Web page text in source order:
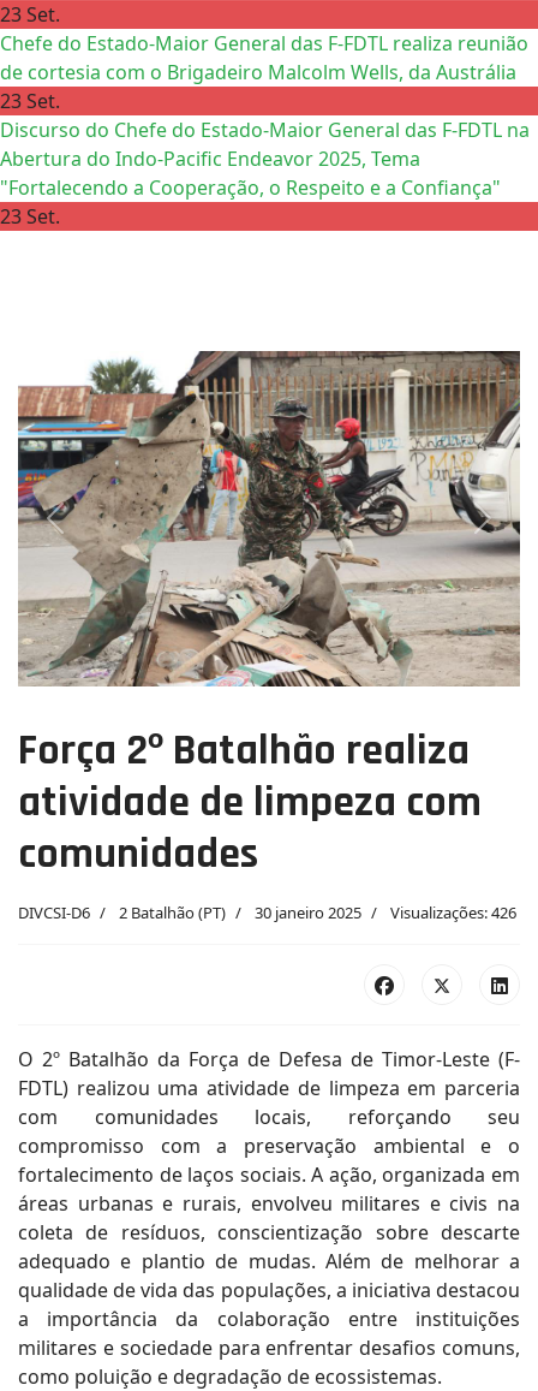
23 Set.
Chefe do Estado-Maior General das F-FDTL realiza reunião
de cortesia com o Brigadeiro Malcolm Wells, da Austrália
23 Set.
Discurso do Chefe do Estado-Maior General das F-FDTL na
Abertura do Indo-Pacific Endeavor 2025, Tema
"Fortalecendo a Cooperação, o Respeito e a Confiança"
23 Set.
Previous Next
Força 2º Batalhão realiza
atividade de limpeza com
comunidades
DIVCSI-D6 2 Batalhão (PT) 30 janeiro 2025 Visualizações: 426
O 2º Batalhão da Força de Defesa de Timor-Leste (F-
FDTL) realizou uma atividade de limpeza em parceria
com comunidades locais, reforçando seu
compromisso com a preservação ambiental e o
fortalecimento de laços sociais. A ação, organizada em
áreas urbanas e rurais, envolveu militares e civis na
coleta de resíduos, conscientização sobre descarte
adequado e plantio de mudas. Além de melhorar a
qualidade de vida das populações, a iniciativa destacou
a importância da colaboração entre instituições
militares e sociedade para enfrentar desafios comuns,
como poluição e degradação de ecossistemas.